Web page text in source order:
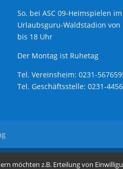
So. bei ASC 09-Heimspielen im
Urlaubsguru-Waldstadion von
bis 18 Uhr
Der Montag ist Ruhetag
Tel. Vereinsheim: 0231-
Tel. Geschäftsstelle: 0231-
möchten z.B. Erteilung von